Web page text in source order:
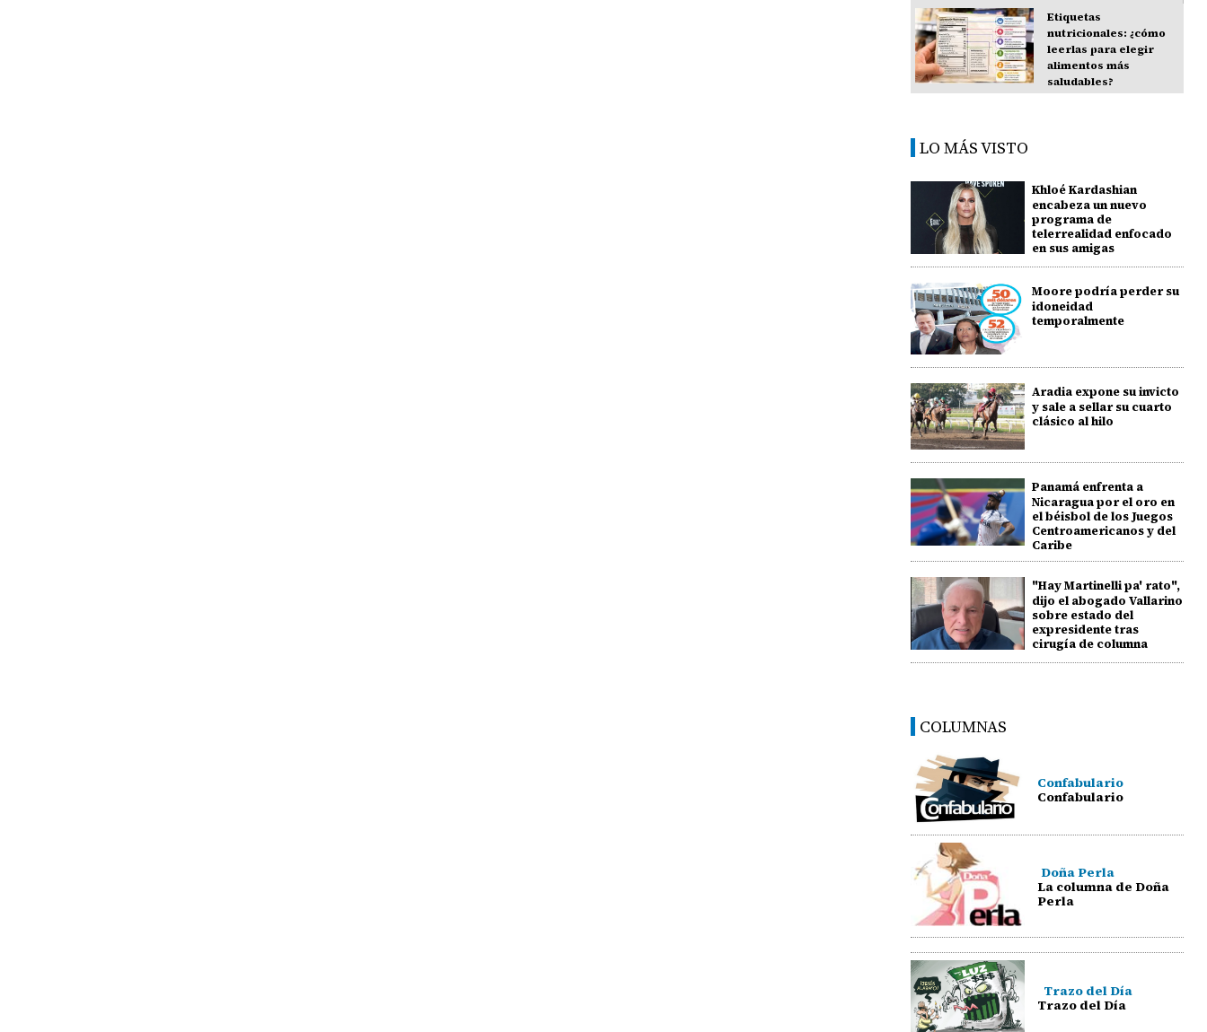
Etiquetas
nutricionales: ¿cómo
leerlas para elegir
alimentos más
saludables?
LO MÁS VISTO
Khloé Kardashian
encabeza un nuevo
programa de
telerrealidad enfocado
en sus amigas
Moore podría perder su
idoneidad
temporalmente
Aradia expone su invicto
y sale a sellar su cuarto
clásico al hilo
Panamá enfrenta a
Nicaragua por el oro en
el béisbol de los Juegos
Centroamericanos y del
Caribe
"Hay Martinelli pa' rato",
dijo el abogado Vallarino
sobre estado del
expresidente tras
cirugía de columna
COLUMNAS
Confabulario
Confabulario
Doña Perla
La columna de Doña
Perla
Trazo del Día
Trazo del Día